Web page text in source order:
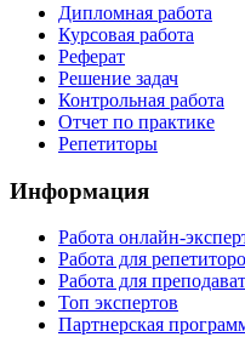
Дипломная работа
Курсовая работа
Реферат
Решение задач
Контрольная работа
Отчет по практике
Репетиторы
Информация
Работа онлайн-
Работа для
Работа для
Топ экспертов
Партнерская